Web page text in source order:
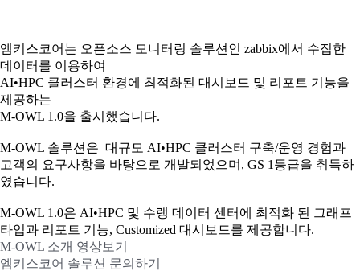
엠키스코어는 오픈소스 모니터링 솔루션인 zabbix에서 수집한
데이터를 이용하여
AI•HPC 클러스터 환경에 최적화된 대시보드 및 리포트 기능을
제공하는
M-OWL 1.0을 출시했습니다.
M-OWL 솔루션은 대규모 AI•HPC 클러스터 구축/운영 경험과
고객의 요구사항을 바탕으로 개발되었으며, GS 1등급을 취득하
였습니다.
M-OWL 1.0은 AI•HPC 및 수랭 데이터 센터에 최적화 된 그래프
타입과 리포트 기능, Customized 대시보드를 제공합니다.
M-OWL 소개 영상보기
엠키스코어 솔루션 문의하기